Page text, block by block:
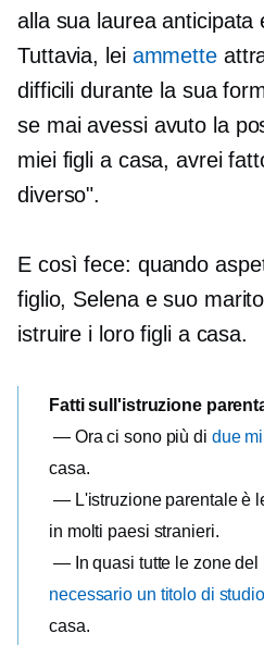
alla sua laurea anticipata
Tuttavia, lei ammette
difficili durante la sua
se mai avessi avuto la
miei figli a casa, avrei
diverso".
E così fece: quando
figlio, Selena e suo
istruire i loro figli a casa.
Fatti sull'istruzione
— Ora ci sono più di due
casa.
— L'istruzione parentale è
in molti paesi stranieri.
— In quasi tutte le zone del
necessario un titolo di studio
casa.